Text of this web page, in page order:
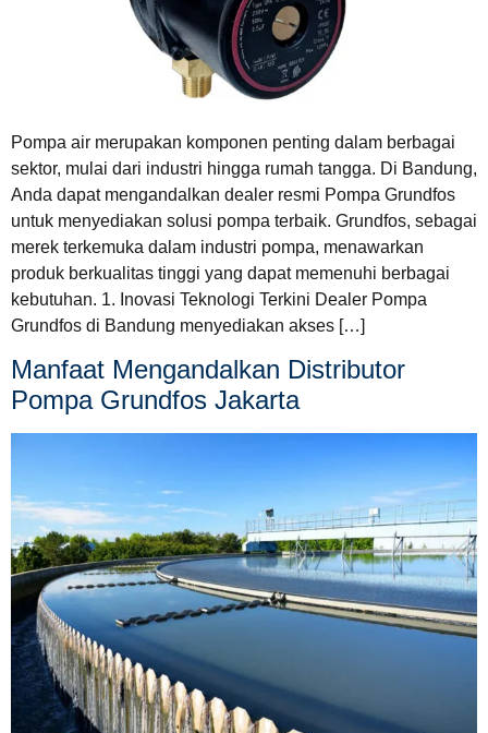
Pompa air merupakan komponen penting dalam berbagai
sektor, mulai dari industri hingga rumah tangga. Di Bandung,
Anda dapat mengandalkan dealer resmi Pompa Grundfos
untuk menyediakan solusi pompa terbaik. Grundfos, sebagai
merek terkemuka dalam industri pompa, menawarkan
produk berkualitas tinggi yang dapat memenuhi berbagai
kebutuhan. 1. Inovasi Teknologi Terkini Dealer Pompa
Grundfos di Bandung menyediakan akses […]
Manfaat Mengandalkan Distributor
Pompa Grundfos Jakarta